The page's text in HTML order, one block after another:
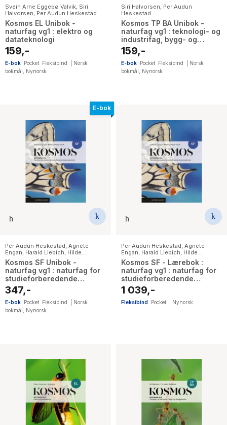
Svein Arne Eggebø Valvik, Siri
Halvorsen, Per Audun Heskestad
Kosmos EL Unibok -
naturfag vg1 : elektro og
datateknologi
159,-
E-bok Pocket Fleksibind
Norsk
bokmål
Nynorsk
Siri Halvorsen, Per Audun
Heskestad
Kosmos TP BA Unibok -
naturfag vg1 : teknologi- og
industrifag, bygg- og
anleggsteknikk
159,-
E-bok Pocket Fleksibind
Norsk
bokmål
Nynorsk
E-bok
Per Audun Heskestad Agnete
Engan Harald Liebich Hilde
Christine Mykland
,Karoline Nærø
Svein Arne Eggebø Valvik
Kosmos SF Unibok -
naturfag vg1 : naturfag for
studieforberedende
utdanningsprogrammer
347,-
E-bok Pocket Fleksibind
Norsk
bokmål
Nynorsk
Per Audun Heskestad Agnete
Engan Harald Liebich Hilde
Christine Mykland
Karoline Nærø
Svein Arne Eggebø Valvik
Kosmos SF - Lærebok :
naturfag vg1 : naturfag for
studieforberedende
utdanningsprogrammer
1 039,-
Fleksibind Pocket Nynorsk